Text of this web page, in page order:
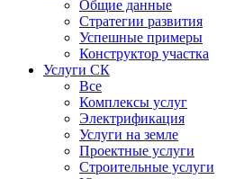
Общие данные
Стратегии развития
Успешные примеры
Конструктор участка
Услуги СК
Все
Комплексы услуг
Электрификация
Услуги на земле
Проектные услуги
Строительные услуги